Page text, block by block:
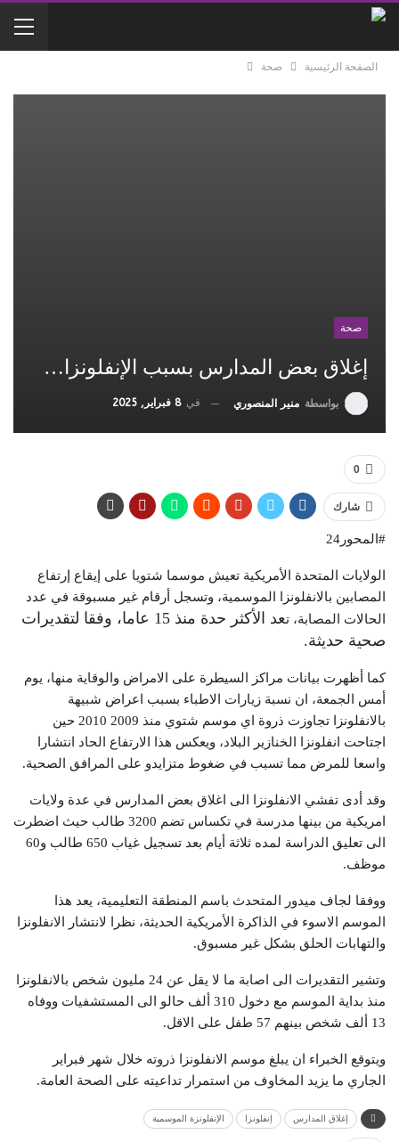
الصفحة الرئيسية صحة
صحة
إغلاق بعض المدارس بسبب الإنفلونزا…
بواسطة منير المنصوري في 8 فبراير, 2025
0
شارك
#المحور24
الولايات المتحدة الأمريكية تعيش موسما شتويا على إيقاع إرتفاع
المصابين بالانفلونزا الموسمية، وتسجل أرقام غير مسبوقة في عدد
الحالات المصابة، ت
عد الأكثر حدة منذ 15 عاما، وفقا لتقديرات
صحية حديثة.
كما أظهرت بيانات مراكز السيطرة على الامراض والوقاية منها، يوم
أمس الجمعة، ان نسبة زيارات الاطباء بسبب اعراض شبيهة
بالانفلونزا تجاوزت ذروة اي موسم شتوي منذ 2009 2010 حين
اجتاحت انفلونزا الخنازير البلاد، ويعكس هذا الارتفاع الحاد انتشارا
واسعا للمرض مما تسبب في ضغوط متزايدو على المرافق الصحية.
وقد أدى تفشي الانفلونزا الى اغلاق بعض المدارس في عدة ولايات
امريكية من بينها مدرسة في تكساس تضم 3200 طالب حيث اضطرت
الى تعليق الدراسة لمده ثلاثة أيام بعد تسجيل غياب 650 طالب و60
موظف.
ووفقا لجاف ميدور المتحدث باسم المنطقة التعليمية، يعد هذا
الموسم الاسوء في الذاكرة الأمريكية الحديثة، نظرا لانتشار الانفلونزا
والتهابات الحلق بشكل غير مسبوق.
وتشير التقديرات الى اصابة ما لا يقل عن 24 مليون شخص بالانفلونزا
منذ بداية الموسم مع دخول 310 ألف حالو الى المستشفيات ووفاه
13 ألف شخص بينهم 57 طفل على الاقل.
ويتوقع الخبراء ان يبلغ موسم الانفلونزا ذروته خلال شهر فبراير
الجاري ما يزيد المخاوف من استمرار تداعيته على الصحة العامة.
إغلاق المدارس إنفلونزا الإنفلونزة الموسمية